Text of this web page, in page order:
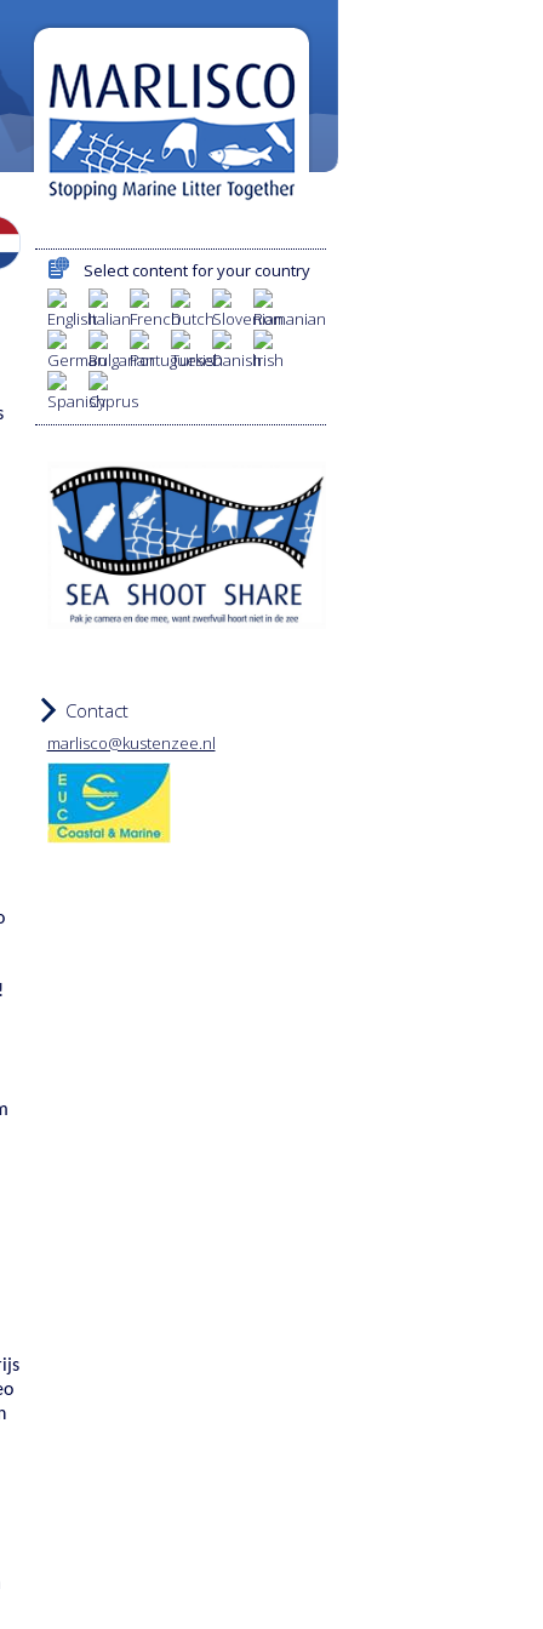
Select content for your country
Contact
marlisco@kustenzee.nl